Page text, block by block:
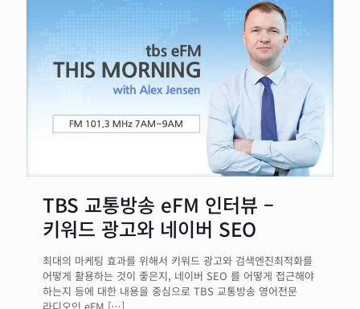
TBS 교통방송 eFM 인터뷰 –
키워드 광고와 네이버 SEO
최대의 마케팅 효과를 위해서 키워드 광고와 검색엔진최적화를
어떻게 활용하는 것이 좋은지, 네이버 SEO 를 어떻게 접근해야
하는지 등에 대한 내용을 중심으로 TBS 교통방송 영어전문
라디오인 eFM […]